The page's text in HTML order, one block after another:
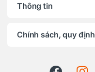
Thông tin
Chính sách, quy định